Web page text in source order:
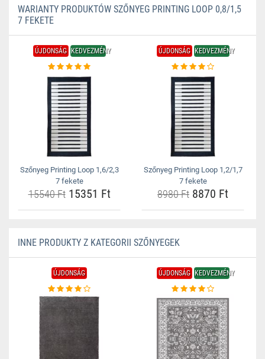
WARIANTY PRODUKTÓW SZŐNYEG PRINTING LOOP 0,8/1,5
7 FEKETE
ÚJDONSÁG KEDVEZMÉNY
Szőnyeg Printing Loop 1,6/2,3
7 fekete
15540 Ft15351 Ft
ÚJDONSÁG KEDVEZMÉNY
Szőnyeg Printing Loop 1,2/1,7
7 fekete
8980 Ft 8870 Ft
INNE PRODUKTY Z KATEGORII SZŐNYEGEK
ÚJDONSÁG ÚJDONSÁG KEDVEZMÉNY